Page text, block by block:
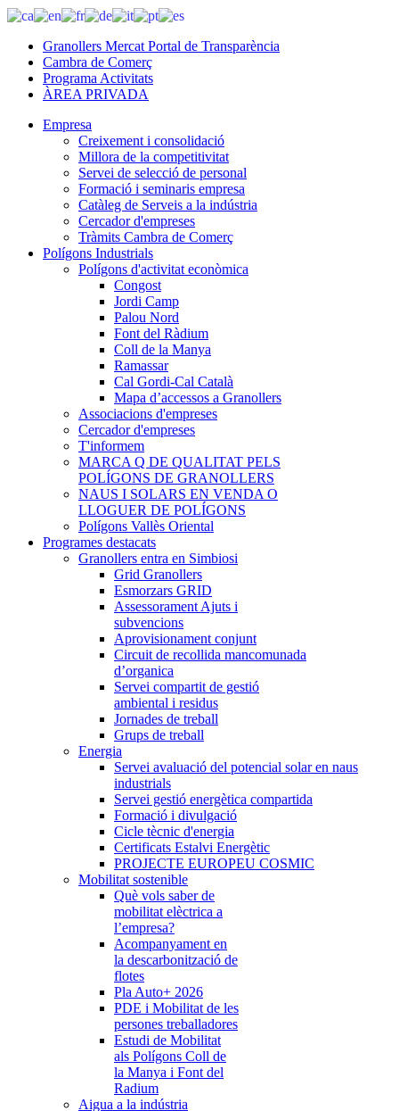
Granollers Mercat Portal de Transparència
Cambra de Comerç
Programa Activitats
ÀREA PRIVADA
Empresa
Creixement i consolidació
Millora de la competitivitat
Servei de selecció de personal
Formació i seminaris empresa
Catàleg de Serveis a la indústria
Cercador d'empreses
Tràmits Cambra de Comerç
Polígons Industrials
Polígons d'activitat econòmica
Congost
Jordi Camp
Palou Nord
Font del Ràdium
Coll de la Manya
Ramassar
Cal Gordi-Cal Català
Mapa d’accessos a Granollers
Associacions d'empreses
Cercador d'empreses
T'informem
MARCA Q DE QUALITAT PELS
POLÍGONS DE GRANOLLERS
NAUS I SOLARS EN VENDA O
LLOGUER DE POLÍGONS
Polígons Vallès Oriental
Programes destacats
Granollers entra en Simbiosi
Grid Granollers
Esmorzars GRID
Assessorament Ajuts i
subvencions
Aprovisionament conjunt
Circuit de recollida mancomunada
d’organica
Servei compartit de gestió
ambiental i residus
Jornades de treball
Grups de treball
Energia
Servei avaluació del potencial solar en naus
industrials
Servei gestió energètica compartida
Formació i divulgació
Cicle tècnic d'energia
Certificats Estalvi Energètic
PROJECTE EUROPEU COSMIC
Mobilitat sostenible
Què vols saber de
mobilitat elèctrica a
l’empresa?
Acompanyament en
la descarbonització de
flotes
Pla Auto+ 2026
PDE i Mobilitat de les
persones treballadores
Estudi de Mobilitat
als Polígons Coll de
la Manya i Font del
Radium
Aigua a la indústria